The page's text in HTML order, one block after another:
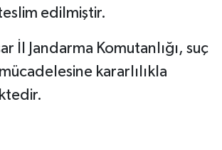
edilmiştir.
İl Jandarma Komutanlığı, suç
kararlılıkla